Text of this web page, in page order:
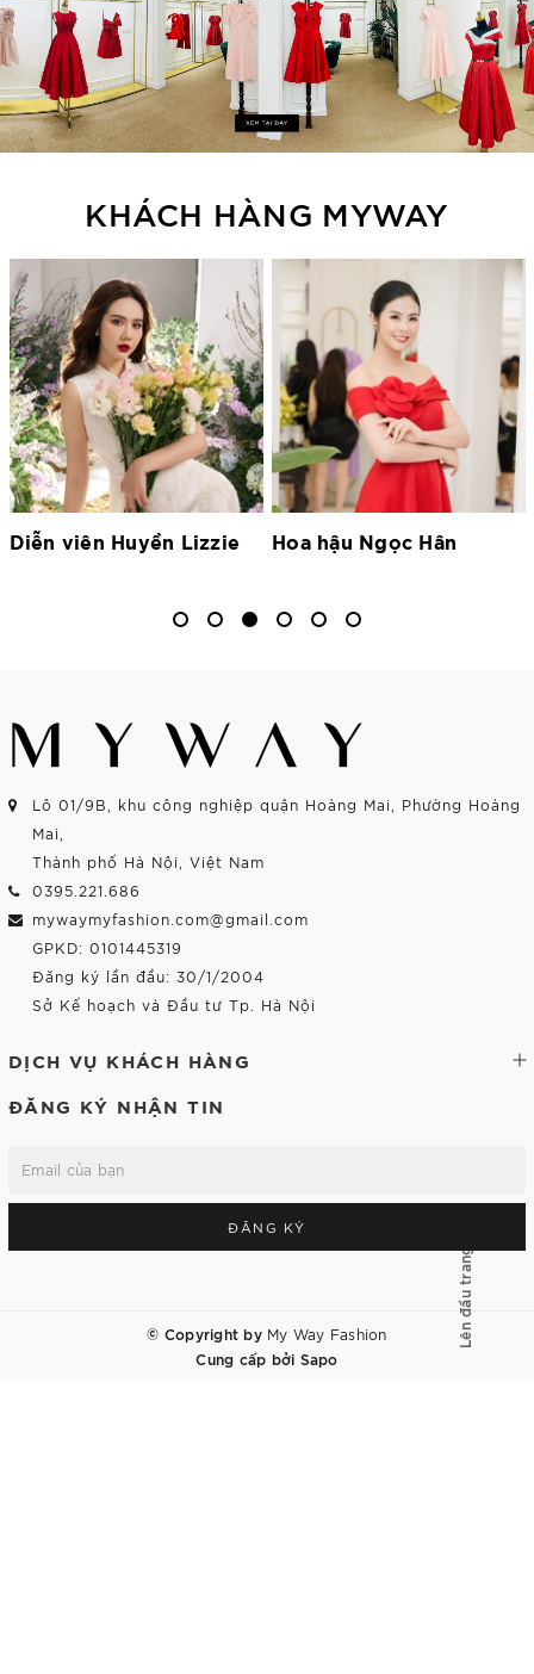
KHÁCH HÀNG MYWAY
Hoa hậu Ngọc Hân
Hoa hậu Lương Thùy
Lô 01/9B, khu công nghiệp quận Hoàng Mai, Phường Hoàng
Mai,
Thành phố Hà Nội, Việt Nam
0395.221.686
mywaymyfashion.com@gmail.com
GPKD: 0101445319
Đăng ký lần đầu: 30/1/2004
Sở Kế hoạch và Đầu tư Tp. Hà Nội
DỊCH VỤ KHÁCH HÀNG
ĐĂNG KÝ NHẬN TIN
ĐĂNG KÝ
© Copyright by My Way Fashion
Cung cấp bởi Sapo
Lên đầu trang